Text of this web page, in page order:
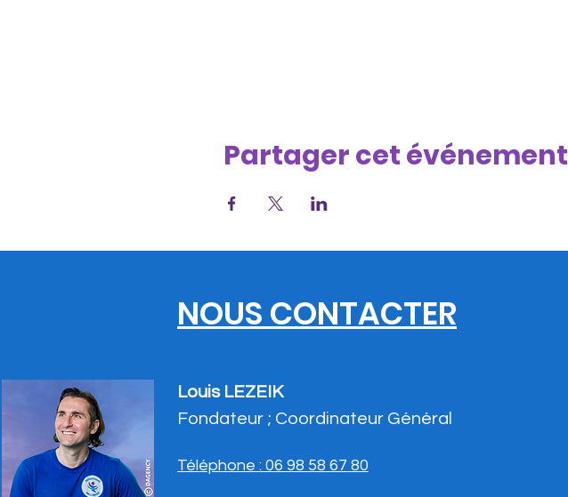
Partager cet événement
NOUS CONTACTER
Louis LEZEIK
Fondateur ; Coordinateur Général
Téléphone : 06 98 58 67 80